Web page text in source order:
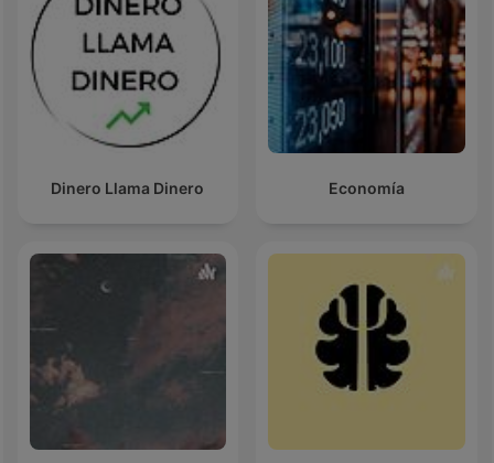
Dinero Llama Dinero Economía